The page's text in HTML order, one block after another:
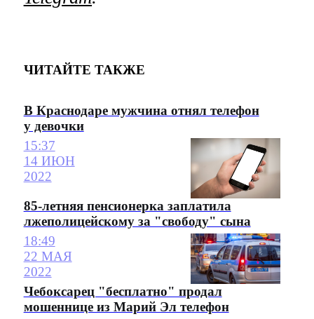
ЧИТАЙТЕ ТАКЖЕ
В Краснодаре мужчина отнял телефон
у девочки
15:37
14 ИЮН
2022
85-летняя пенсионерка заплатила
лжеполицейскому за "свободу" сына
18:49
22 МАЯ
2022
Чебоксарец "бесплатно" продал
мошеннице из Марий Эл телефон